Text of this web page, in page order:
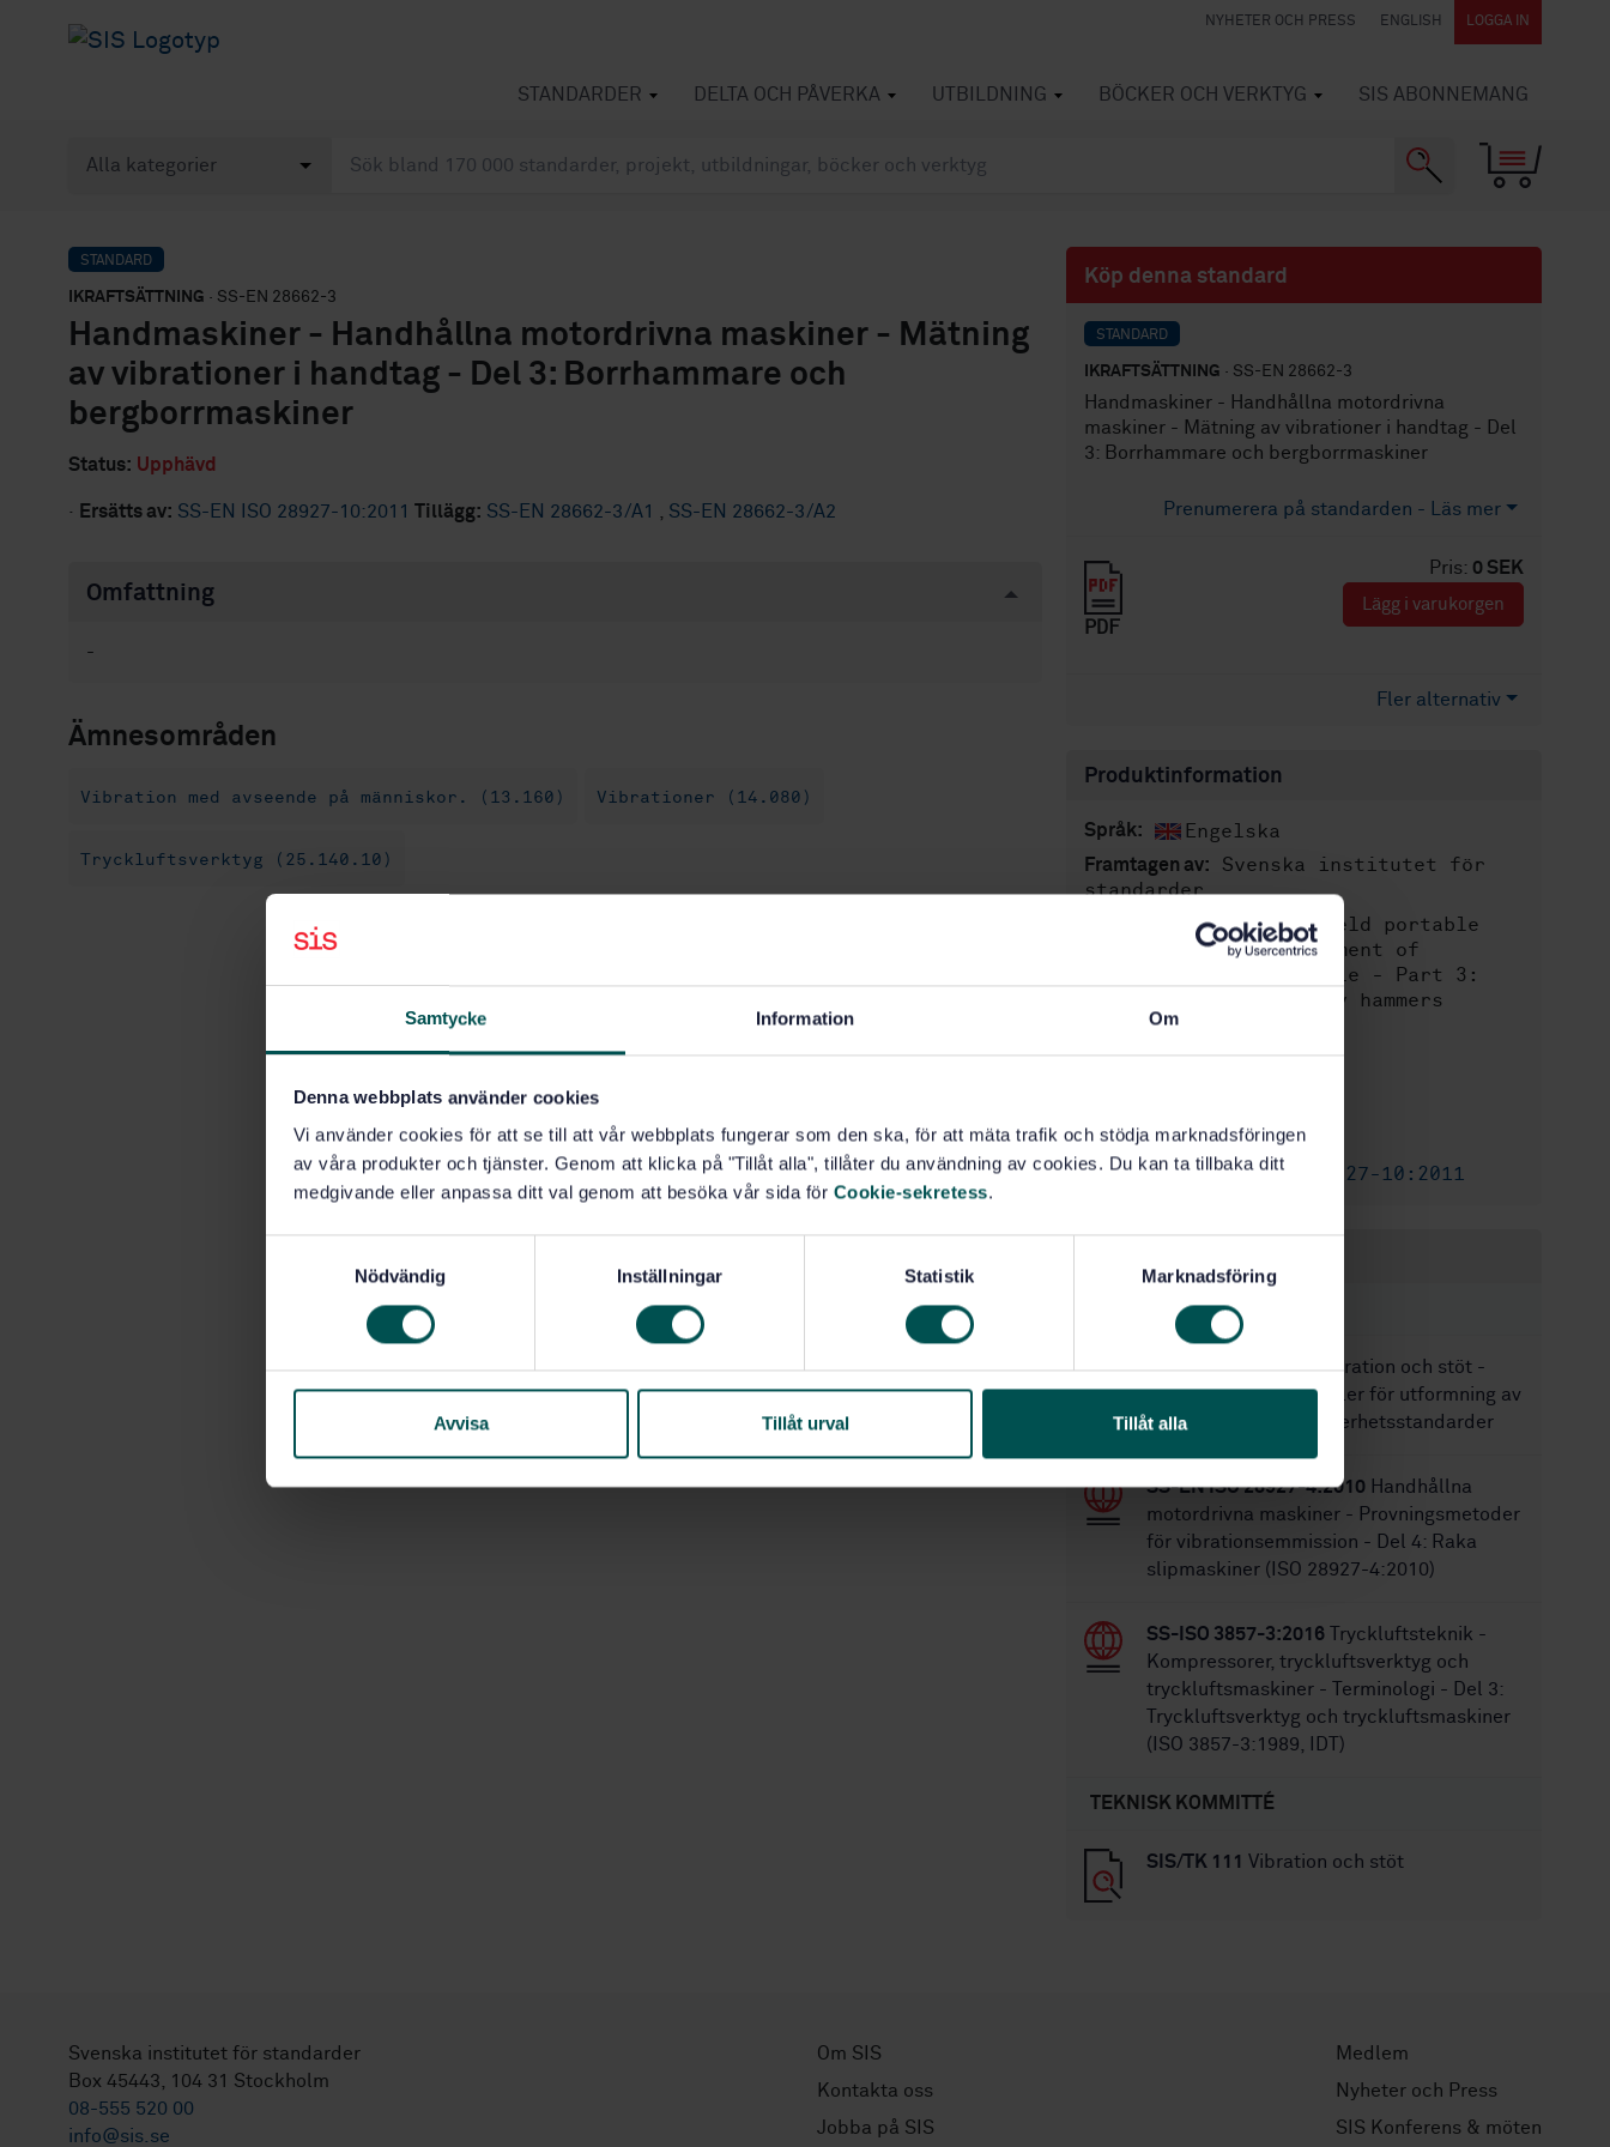
Samtycke Information Om
Denna webbplats använder cookies
Vi använder cookies för att se till att vår webbplats fungerar som den ska, för att mäta trafik och stödja marknadsföringen
av våra produkter och tjänster. Genom att klicka på "Tillåt alla", tillåter du användning av cookies. Du kan ta tillbaka ditt
medgivande eller anpassa ditt val genom att besöka vår sida för Cookie-sekretess.
s
Nödvändig Inställningar Statistik Marknadsföring
Avvisa Tillåt urval Tillåt alla
NYHETER OCH PRESS ENGLISH LOGGA IN
STANDARDER DELTA OCH PÅVERKA UTBILDNING BÖCKER OCH VERKTYG SIS ABONNEMANG
STANDARD
IKRAFTSÄTTNING · SS-EN 28662-3
Handmaskiner - Handhållna motordrivna maskiner - Mätning
av vibrationer i handtag - Del 3: Borrhammare och
bergborrmaskiner
Status: Upphävd
· Ersätts av: SS-EN ISO 28927-10:2011 Tillägg: SS-EN 28662-3/A1 SS-EN 28662-3/A2
Omfattning
-
Ämnesområden
Vibration med avseende på människor. (13.160) Vibrationer (14.080)
Tryckluftsverktyg (25.140.10)
Köp denna standard
STANDARD
IKRAFTSÄTTNING · SS-EN 28662-3
Handmaskiner - Handhållna motordrivna
maskiner - Mätning av vibrationer i handtag - Del
3: Borrhammare och bergborrmaskiner
Prenumerera på standarden - Läs mer
Pris: 0 SEK
PDF
Lägg i varukorgen
Fler alternativ
Produktinformation
Språk: Engelska
Framtagen av:
Svenska institutet för
standarder
Internationell titel:Hand-held portable
power tools - Measurement of
vibration at the handle - Part 3:
Rock drills and rotary hammers
Antal sidor:4
Ersätts av: SS-EN ISO 28927-10:2011
STANDARDER
SS-EN 12786:2013Vibration och stöt -
Maskinsäkerhet - Regler för utformning av
vibrationsavsnitt i säkerhetsstandarder
SS-EN ISO 28927-4:2010 Handhållna
motordrivna maskiner - Provningsmetoder
för vibrationsemmission - Del 4: Raka
slipmaskiner (ISO 28927-4:2010)
SS-ISO 3857-3:2016 Tryckluftsteknik -
Kompressorer, tryckluftsverktyg och
tryckluftsmaskiner - Terminologi - Del 3:
Tryckluftsverktyg och tryckluftsmaskiner
(ISO 3857-3:1989, IDT)
TEKNISK KOMMITTÉ
SIS/TK 111 Vibration och stöt
Svenska institutet för standarder
Box 45443, 104 31 Stockholm
08-555 520 00
info@sis.se
Om SIS
Kontakta oss
Jobba på SIS
Medlem
Nyheter och Press
SIS Konferens & möten